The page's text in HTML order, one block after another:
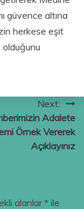
güvence altına
herkese eşit
olduğunu
Next:
Adalete
Örnek Vererek
Açıklayınız
alanlar* ile